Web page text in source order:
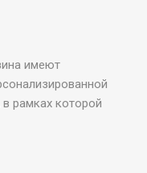
имеют
рамках которой